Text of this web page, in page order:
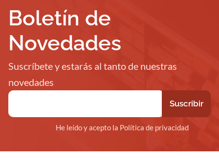
Boletín de
Novedades
Suscríbete y estarás al tanto de nuestras
novedades
He leído y acepto la Política de privacidad